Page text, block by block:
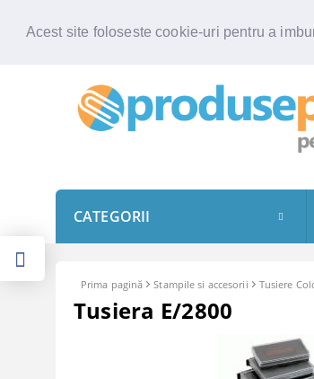
Acest site foloseste cookie-uri pentru a
CATEGORII
Prima pagină Stampile si accesorii Tusiere
Tusiera E/2800